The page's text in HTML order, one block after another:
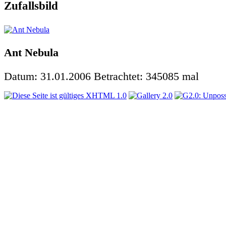
Zufallsbild
Ant Nebula
Datum: 31.01.2006 Betrachtet: 345085 mal